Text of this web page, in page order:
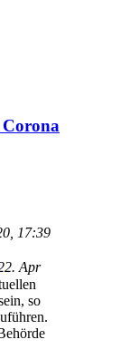
Corona
17:39
Apr
so